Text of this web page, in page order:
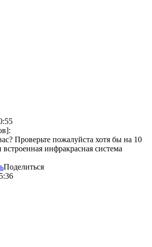
Проверьте пожалуйста хотя бы на 10
инфракрасная система
Поделиться